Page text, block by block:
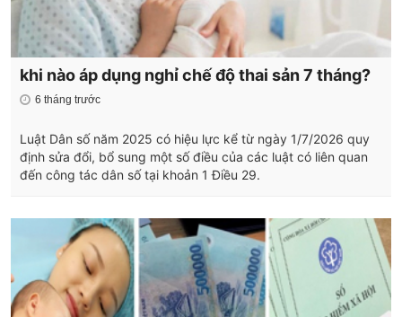
khi nào áp dụng nghỉ chế độ thai sản 7 tháng?
6 tháng trước
Luật Dân số năm 2025 có hiệu lực kể từ ngày 1/7/2026 quy
định sửa đổi, bổ sung một số điều của các luật có liên quan
đến công tác dân số tại khoản 1 Điều 29.